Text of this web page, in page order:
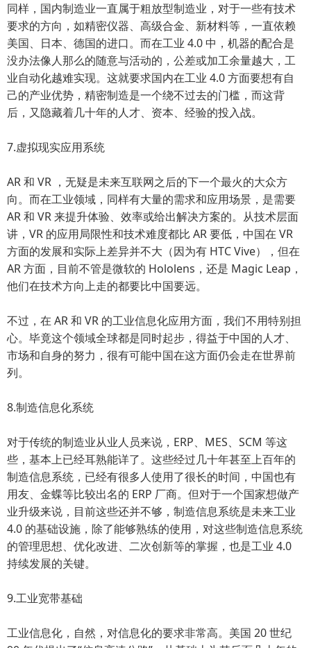
同样，国内制造业一直属于粗放型制造业，对于一些有技术
要求的方向，如精密仪器、高级合金、新材料等，一直依赖
美国、日本、德国的进口。而在工业 4.0 中，机器的配合是
没办法像人那么的随意与活动的，公差或加工余量越大，工
业自动化越难实现。这就要求国内在工业 4.0 方面要想有自
己的产业优势，精密制造是一个绕不过去的门槛，而这背
后，又隐藏着几十年的人才、资本、经验的投入战。
7.虚拟现实应用系统
AR 和 VR ，无疑是未来互联网之后的下一个最火的大众方
向。而在工业领域，同样有大量的需求和应用场景，是需要
AR 和 VR 来提升体验、效率或给出解决方案的。从技术层面
讲，VR 的应用局限性和技术难度都比 AR 要低，中国在 VR
方面的发展和实际上差异并不大（因为有 HTC Vive），但在
AR 方面，目前不管是微软的 Hololens，还是 Magic Leap，
他们在技术方向上走的都要比中国要远。
不过，在 AR 和 VR 的工业信息化应用方面，我们不用特别担
心。毕竟这个领域全球都是同时起步，得益于中国的人才、
市场和自身的努力，很有可能中国在这方面仍会走在世界前
列。
8.制造信息化系统
对于传统的制造业从业人员来说，ERP、MES、SCM 等这
些，基本上已经耳熟能详了。这些经过几十年甚至上百年的
制造信息系统，已经有很多人使用了很长的时间，中国也有
用友、金蝶等比较出名的 ERP 厂商。但对于一个国家想做产
业升级来说，目前这些还并不够，制造信息系统是未来工业
4.0 的基础设施，除了能够熟练的使用，对这些制造信息系统
的管理思想、优化改进、二次创新等的掌握，也是工业 4.0
持续发展的关键。
9.工业宽带基础
工业信息化，自然，对信息化的要求非常高。美国 20 世纪